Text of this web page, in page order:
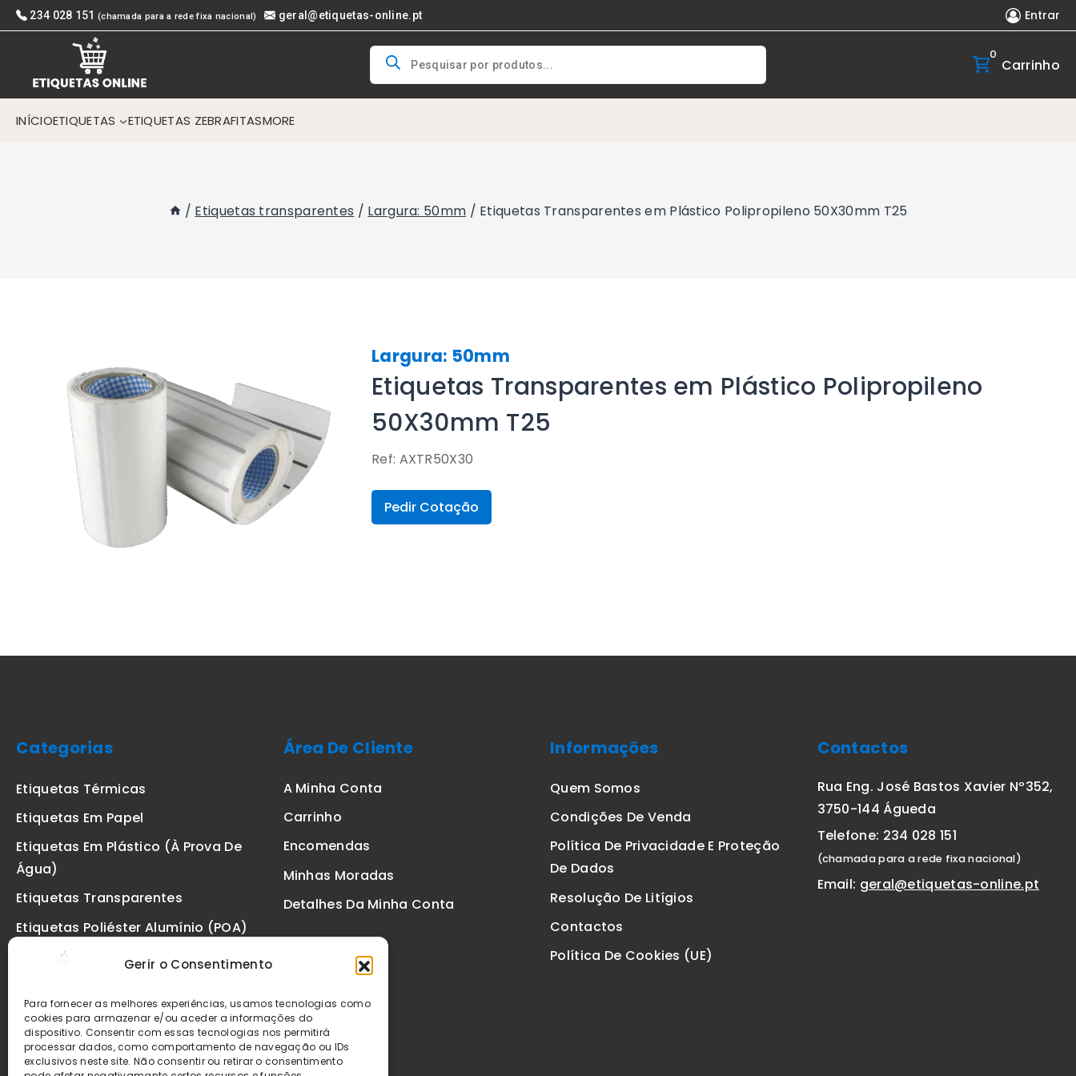
Gerir o Consentimento
Para fornecer as melhores experiências, usamos tecnologias como
cookies para armazenar e/ou aceder a informações do
dispositivo. Consentir com essas tecnologias nos permitirá
processar dados, como comportamento de navegação ou IDs
exclusivos neste site. Não consentir ou retirar o consentimento
Skip
to
234 028 151 (chamada para a rede fixa nacional) geral@etiquetas-online.pt Entrar
Products
search
0
Carrinho
INÍCIOETIQUETAS ETIQUETAS ZEBRAFITASMORE
/ Etiquetas transparentes / Largura: 50mm / Etiquetas Transparentes em Plástico Polipropileno 50X30mm T25
Largura: 50mm
Etiquetas Transparentes em Plástico Polipropileno
50X30mm T25
Ref: AXTR50X30
Pedir Cotação
Categorias
Etiquetas Térmicas
Etiquetas Em Papel
Etiquetas Em Plástico (à Prova De
Água)
Etiquetas Transparentes
Etiquetas Poliéster Alumínio (POA)
Etiquetas De Segurança VOID
Etiquetas Zebra
Fitas
Área De Cliente
A Minha Conta
Carrinho
Encomendas
Minhas Moradas
Detalhes Da Minha Conta
Informações
Quem Somos
Condições De Venda
Política De Privacidade E Proteção
De Dados
Resolução De Litígios
Contactos
Política De Cookies (UE)
Contactos
Rua Eng. José Bastos Xavier Nº352,
3750-144 Águeda
Telefone: 234 028 151
(chamada para a rede fixa nacional)
Email: geral@etiquetas-online.pt